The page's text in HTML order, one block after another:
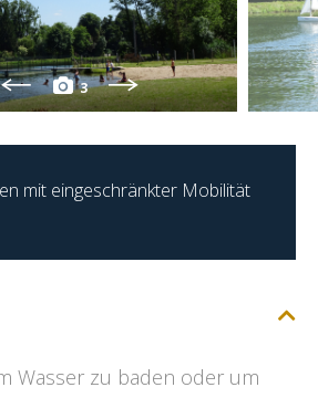
3
mit eingeschränkter Mobilität
Wasser zu baden oder um